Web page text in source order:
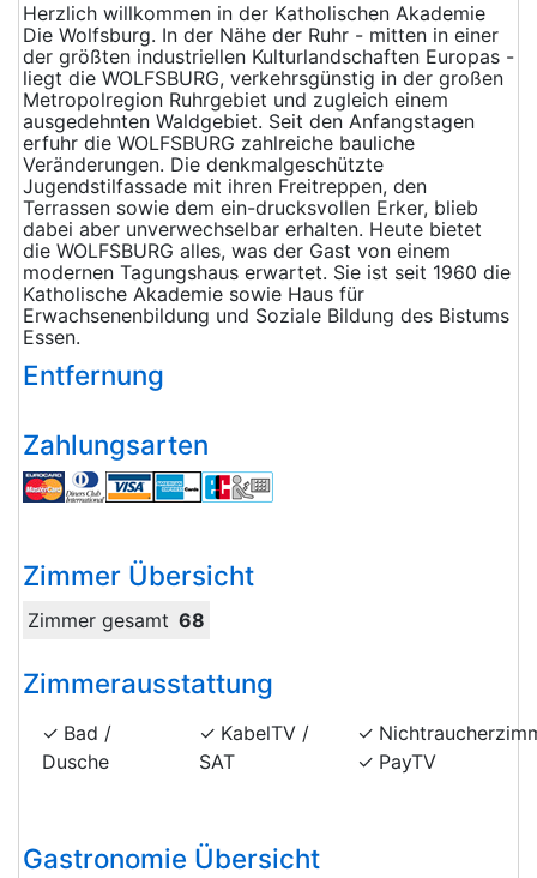
Herzlich willkommen in der Katholischen Akademie
Die Wolfsburg. In der Nähe der Ruhr - mitten in einer
der größten industriellen Kulturlandschaften Europas -
liegt die WOLFSBURG, verkehrsgünstig in der großen
Metropolregion Ruhrgebiet und zugleich einem
ausgedehnten Waldgebiet. Seit den Anfangstagen
erfuhr die WOLFSBURG zahlreiche bauliche
Veränderungen. Die denkmalgeschützte
Jugendstilfassade mit ihren Freitreppen, den
Terrassen sowie dem ein-drucksvollen Erker, blieb
dabei aber unverwechselbar erhalten. Heute bietet
die WOLFSBURG alles, was der Gast von einem
modernen Tagungshaus erwartet. Sie ist seit 1960 die
Katholische Akademie sowie Haus für
Erwachsenenbildung und Soziale Bildung des Bistums
Essen.
Entfernung
Zahlungsarten
Zimmer Übersicht
Zimmer gesamt 68
Zimmerausstattung
Bad /
Dusche
KabelTV /
SAT
PayTV
Gastronomie Übersicht